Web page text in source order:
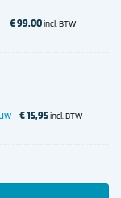
€99,00incl. BTW
€15,95incl. BTW